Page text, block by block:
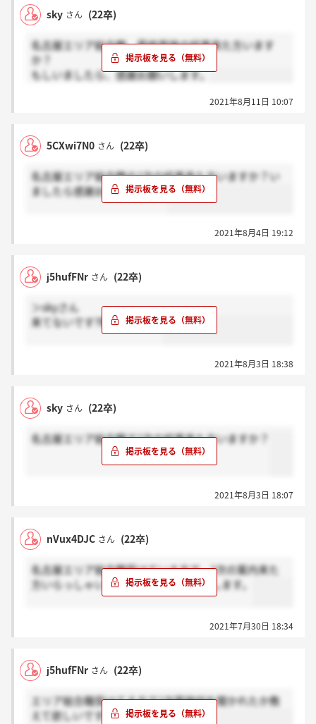
sky さん (22卒)
名古屋エリア総合職、最終面接の結果来た方います
か？
もしいましたら、感謝お願いします。
2021年8月11日 10:07
5CXwi7N0 さん (22卒)
名古屋エリア総合職の2次の結果来た方いますか？い
ましたら感謝お願いします。
2021年8月4日 19:12
j5hufFNr さん (22卒)
＞skyさん
来てないです?明日ですかね
2021年8月3日 18:38
sky さん (22卒)
名古屋エリア総合職で2次の結果来た方いますか？
2021年8月3日 18:07
nVux4DJC さん (22卒)
名古屋エリア総合職受けている方で、2次の案内来た
方いらっしゃいますか？感謝お願い致します。
2021年7月30日 18:34
j5hufFNr さん (22卒)
エリア総合職受けてる方で2次面接何を聞かれたか教
えて欲しいです！